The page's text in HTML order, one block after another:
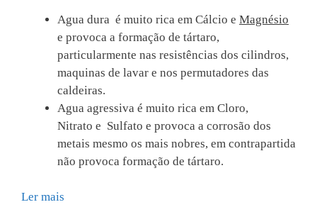
Agua dura é muito rica em Cálcio e Magnésio
e provoca a formação de tártaro,
particularmente nas resistências dos cilindros,
maquinas de lavar e nos permutadores das
caldeiras.
Agua agressiva é muito rica em Cloro,
Nitrato e Sulfato e provoca a corrosão dos
metais mesmo os mais nobres, em contrapartida
não provoca formação de tártaro.
Ler mais